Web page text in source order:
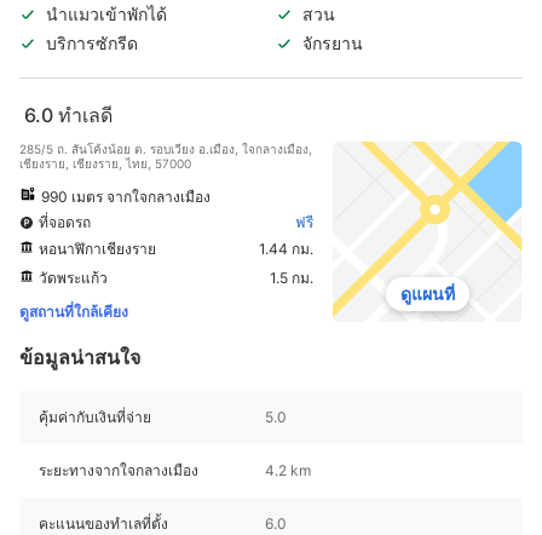
นำแมวเข้าพักได้
สวน
บริการซักรีด
จักรยาน
6.0 ทำเลดี
285/5 ถ. สันโค้งน้อย ต. รอบเวียง อ.เมือง, ใจกลางเมือง,
เชียงราย, เชียงราย, ไทย, 57000
990 เมตร จากใจกลางเมือง
ที่จอดรถ
ฟรี
หอนาฬิกาเชียงราย
1.44 กม.
วัดพระแก้ว
1.5 กม.
ดูสถานที่ใกล้เคียง
ดูแผนที่
ข้อมูลน่าสนใจ
คุ้มค่ากับเงินที่จ่าย 5.0
ระยะทางจากใจกลางเมือง 4.2 km
คะแนนของทำเลที่ตั้ง 6.0